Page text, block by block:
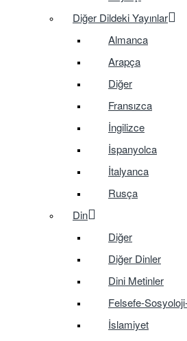
Diğer Dildeki Yayınlar
Almanca
Arapça
Diğer
Fransızca
İngilizce
İspanyolca
İtalyanca
Rusça
Din
Diğer
Diğer Dinler
Dini Metinler
Felsefe-
İslamiyet